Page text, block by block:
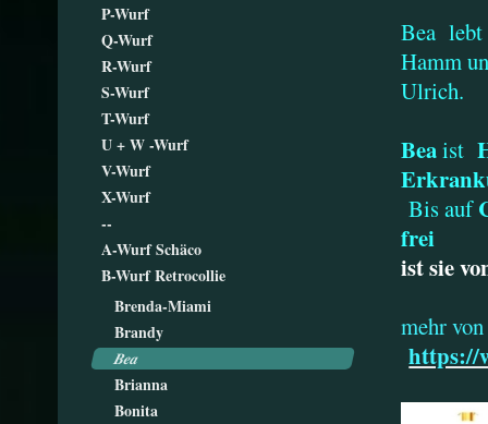
Bea lebt
Hamm
Ulrich.
Beaist
Bis auf
frei
ist sie
mehr
https://
P-Wurf
Q-Wurf
R-Wurf
S-Wurf
T-Wurf
U + W -Wurf
V-Wurf
X-Wurf
--
A-Wurf Schäco
B-Wurf Retrocollie
Brenda-Miami
Brandy
Bea
Brianna
Bonita